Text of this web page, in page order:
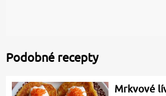
Podobné recepty
Mrkvové